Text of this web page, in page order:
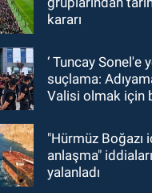
kararı
‘ Tuncay Sonel'e yeni
suçlama:
Valisi olmak için
"Hürmüz Boğazı
anlaşma"
yalanladı